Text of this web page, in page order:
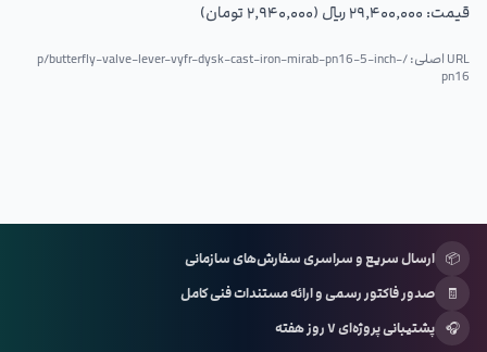
قیمت: ۲۹٬۴۰۰٬۰۰۰ ریال (۲٬۹۴۰٬۰۰۰ تومان)
URL اصلی: /p/
butterfly-valve-lever-vyfr-dysk-cast-iron-mirab-pn16-5-inch-
pn16
📦 ارسال سریع و سراسری سفارش‌های سازمانی
🧾
صدور فاکتور رسمی و ارائه مستندات فنی کامل
🎧 پشتیبانی پروژه‌ای ۷ روز هفته